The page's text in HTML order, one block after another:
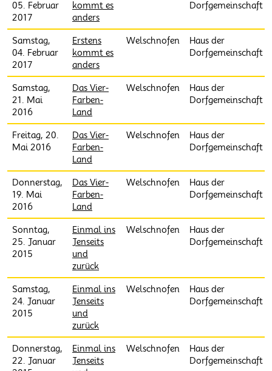
05. Februar
2017
kommt es
anders
Dorfgemeinschaft
Samstag,
04. Februar
2017
Erstens
kommt es
anders
Welschnofen
Haus der
Dorfgemeinschaft
Samstag,
21. Mai
2016
Das Vier-
Farben-
Land
Welschnofen
Haus der
Dorfgemeinschaft
Freitag, 20.
Mai 2016
Das Vier-
Farben-
Land
Welschnofen
Haus der
Dorfgemeinschaft
Donnerstag,
19. Mai
2016
Das Vier-
Farben-
Land
Welschnofen
Haus der
Dorfgemeinschaft
Sonntag,
25. Januar
2015
Einmal ins
Jenseits
und
zurück
Welschnofen
Haus der
Dorfgemeinschaft
Samstag,
24. Januar
2015
Einmal ins
Jenseits
und
zurück
Welschnofen
Haus der
Dorfgemeinschaft
Donnerstag,
22. Januar
Einmal ins
Jenseits
Welschnofen
Haus der
Dorfgemeinschaft